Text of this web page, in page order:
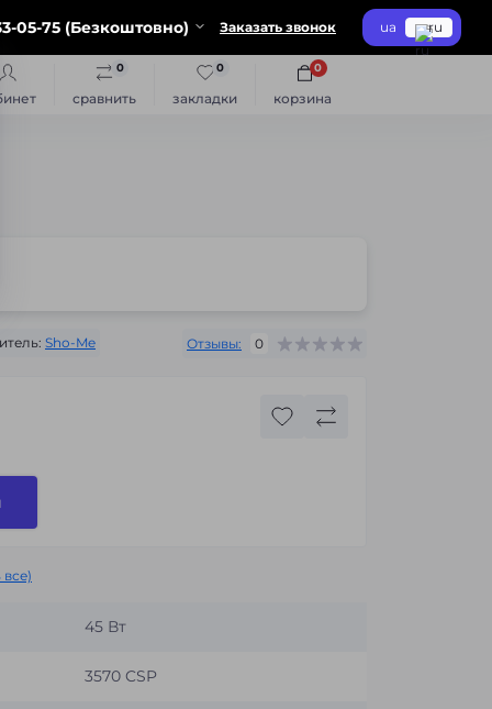
05-75 (Безкоштовно) Заказать звонок ua ru
сравнить
0
закладки
0
корзина
0
Sho-Me Отзывы: 0
45 Вт
3570 CSP